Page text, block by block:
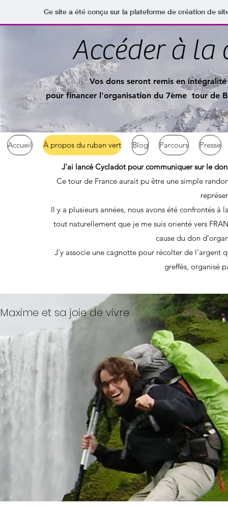
Ce site a été conçu sur la plateforme de création de
Accéder à la
Vos dons seront remis en
pour financer l'organisation du 7ème tour de
Accueil À propos du ruban vert Blog Parcours Presse
J'ai lancé Cycladot pour communiquer sur le
Ce tour de France aurait pu être une simple
Il y a plusieurs années, nous avons été confrontés
tout naturellement que je me suis orienté vers
cause du don
J'y associe une cagnotte pour récolter de l'argent
greffés, organisé
Maxime et sa joie de vivre